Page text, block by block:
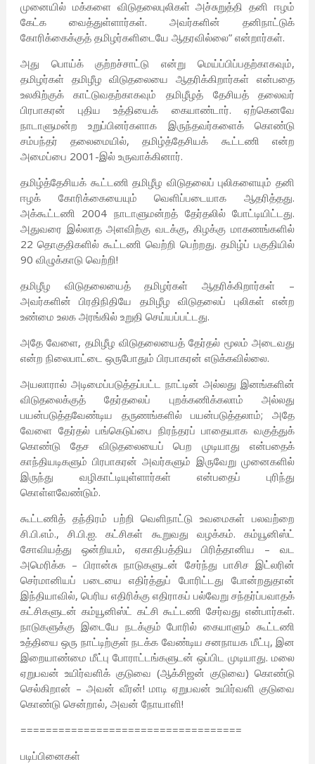
முனையில் மக்களை விடுதலைபுலிகள் அச்சுறுத்தி தனி ஈழம்
கேட்க வைத்துள்ளார்கள். அவர்களின் தனிநாட்டுக்
கோரிக்கைக்குத் தமிழர்களிடையே ஆதரவில்லை” என்றார்கள்.
அது பொய்க் குற்றச்சாட்டு என்று மெய்ப்பிப்பதற்காகவும்,
தமிழர்கள் தமிழீழ விடுதலையை ஆதரிக்கிறார்கள் என்பதை
உலகிற்குக் காட்டுவதற்காகவும் தமிழீழத் தேசியத் தலைவர்
பிரபாகரன் புதிய உத்தியைக் கையாண்டார். ஏற்கெனவே
நாடாளுமன்ற உறுப்பினர்களாக இருந்தவர்களைக் கொண்டு
சம்பந்தர் தலைமையில், தமிழ்த்தேசியக் கூட்டணி என்ற
அமைப்பை 2001-இல் உருவாக்கினார்.
தமிழ்த்தேசியக் கூட்டணி தமிழீழ விடுதலைப் புலிகளையும் தனி
ஈழக் கோரிக்கையையும் வெளிப்படையாக ஆதரித்தது.
அக்கூட்டணி 2004 நாடாளுமன்றத் தேர்தலில் போட்டியிட்டது.
அதுவரை இல்லாத அளவிற்கு வடக்கு, கிழக்கு மாகணங்களில்
22 தொகுதிகளில் கூட்டணி வெற்றி பெற்றது. தமிழ்ப் பகுதியில்
90 விழுக்காடு வெற்றி!
தமிழீழ விடுதலையைத் தமிழர்கள் ஆதரிக்கிறார்கள் –
அவர்களின் பிரதிநிதியே தமிழீழ விடுதலைப் புலிகள் என்ற
உண்மை உலக அரங்கில் உறுதி செய்யப்பட்டது.
அதே வேளை, தமிழீழ விடுதலையைத் தேர்தல் மூலம் அடைவது
என்ற நிலைபாட்டை ஒருபோதும் பிரபாகரன் எடுக்கவில்லை.
அயலாரால் அடிமைப்படுத்தப்பட்ட நாட்டின் அல்லது இனங்களின்
விடுதலைக்குத் தேர்தலைப் புறக்கணிக்கலாம் அல்லது
பயன்படுத்தவேண்டிய தருணங்களில் பயன்படுத்தலாம்; அதே
வேளை தேர்தல் பங்கெடுப்பை நிரந்தரப் பாதையாக வகுத்துக்
கொண்டு தேச விடுதலையைப் பெற முடியாது என்பதைக்
காந்தியடிகளும் பிரபாகரன் அவர்களும் இருவேறு முனைகளில்
இருந்து வழிகாட்டியுள்ளார்கள் என்பதைப் புரிந்து
கொள்ளவேண்டும்.
கூட்டணித் தந்திரம் பற்றி வெளிநாட்டு உவமைகள் பலவற்றை
சி.பி.எம்., சி.பி.ஐ. கட்சிகள் கூறுவது வழக்கம். கம்யூனிஸ்ட்
சோவியத்து ஒன்றியம், ஏகாதிபத்திய பிரித்தானிய – வட
அமெரிக்க – பிரான்சு நாடுகளுடன் சேர்ந்து பாசிச இட்லரின்
செர்மானியப் படையை எதிர்த்துப் போரிட்டது போன்றதுதான்
இந்தியாவில், பெரிய எதிரிக்கு எதிராகப் பல்வேறு சந்தர்ப்பவாதக்
கட்சிகளுடன் கம்யூனிஸ்ட் கட்சி கூட்டணி சேர்வது என்பார்கள்.
நாடுகளுக்கு இடையே நடக்கும் போரில் கையாளும் கூட்டணி
உத்தியை ஒரு நாட்டிற்குள் நடக்க வேண்டிய சனநாயக மீட்பு, இன
இறையாண்மை மீட்பு போராட்டங்களுடன் ஒப்பிட முடியாது. மலை
ஏறுபவன் உயிர்வளிக் குடுவை (ஆக்சிஜன் குடுவை) கொண்டு
செல்கிறான் – அவன் வீரன்! மாடி ஏறுபவன் உயிர்வளி குடுவை
கொண்டு சென்றால், அவன் நோயாளி!
===================================
படிப்பினைகள்